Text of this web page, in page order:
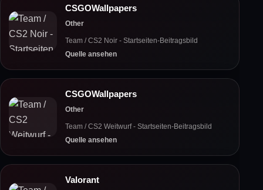
CSGOWallpapers
Other
Team / CS2 Noir - Startseiten-Beitragsbild
Quelle ansehen
CSGOWallpapers
Other
Team / CS2 Weitwurf - Startseiten-Beitragsbild
Quelle ansehen
Valorant